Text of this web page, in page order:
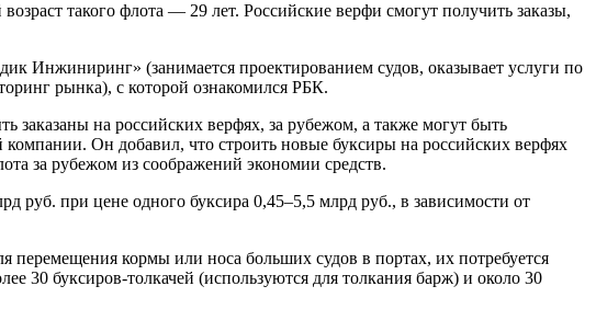
такого флота — 29 лет. Российские верфи смогут получить заказы,
Инжиниринг» (занимается проектированием судов, оказывает услуги по
рынка), с которой ознакомился РБК.
заказаны на российских верфях, за рубежом, а также могут быть
Он добавил, что строить новые буксиры на российских верфях
за рубежом из соображений экономии средств.
руб. при цене одного буксира 0,45–5,5 млрд руб., в зависимости от
перемещения кормы или носа больших судов в портах, их потребуется
30 буксиров-толкачей (используются для толкания барж) и около 30